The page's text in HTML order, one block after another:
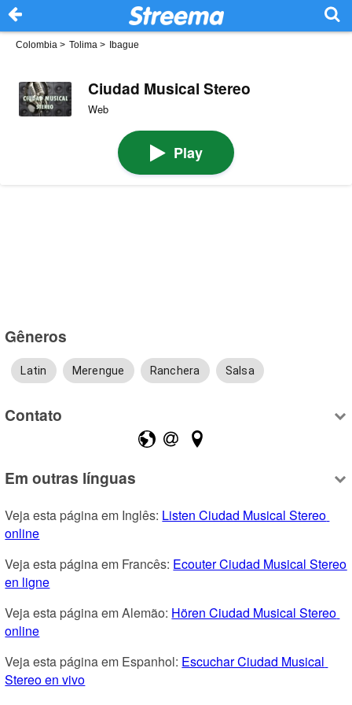
Colombia > Tolima > Ibague
Ciudad Musical Stereo
Web
Play
Gêneros
Latin Merengue Ranchera Salsa
Contato
Em outras línguas
Veja esta página em Inglês: Listen Ciudad Musical Stereo
online
Veja esta página em Francês: Ecouter Ciudad Musical Stereo
en ligne
Veja esta página em Alemão: Hören Ciudad Musical Stereo
online
Veja esta página em Espanhol: Escuchar Ciudad Musical
Stereo en vivo